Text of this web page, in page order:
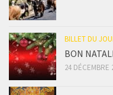
BILLET DU
BON
24 DÉCEMBRE